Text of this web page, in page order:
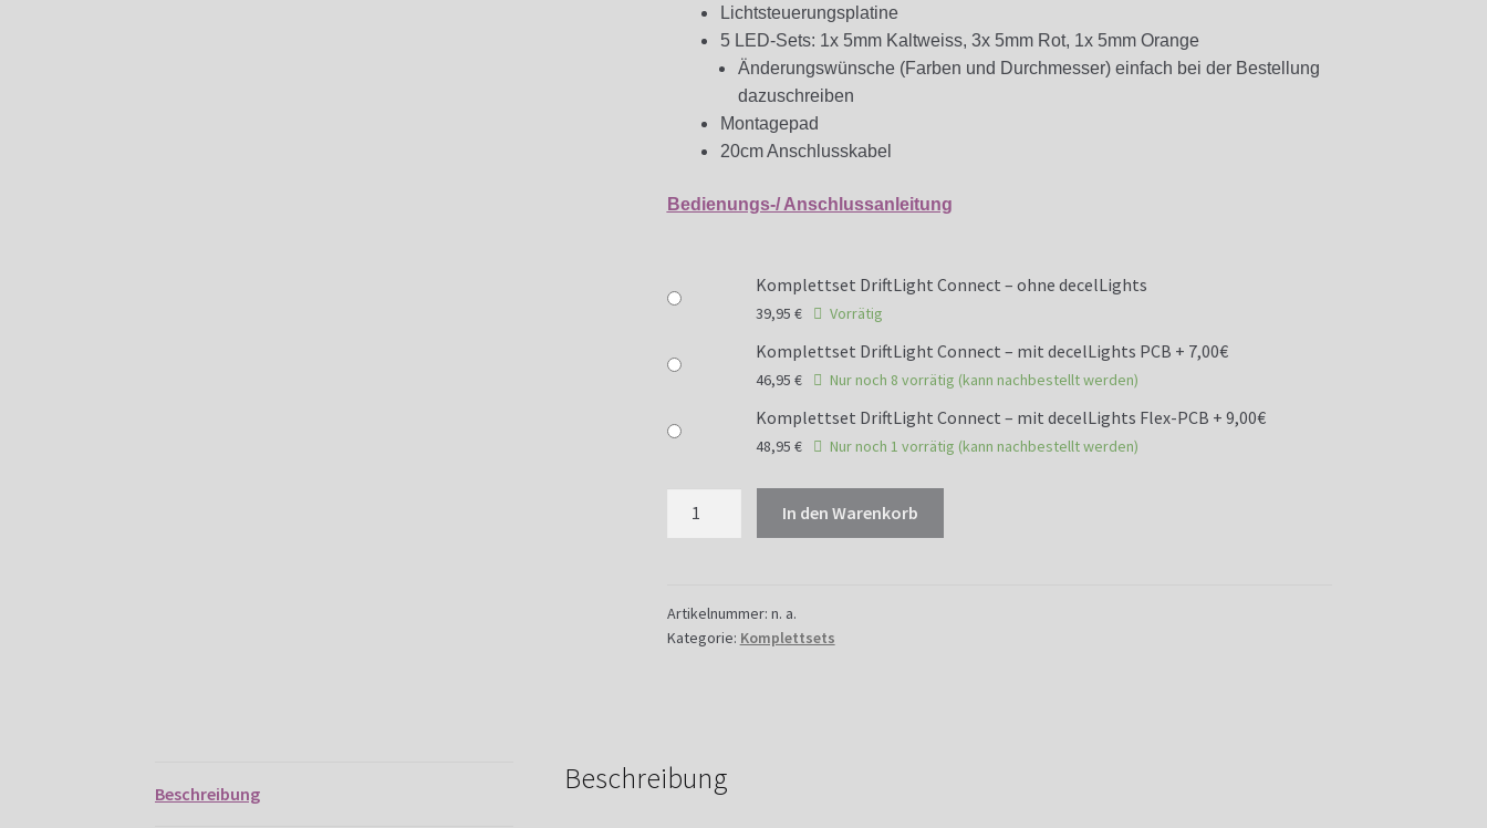
Lichtsteuerungsplatine
5 LED-Sets: 1x 5mm Kaltweiss, 3x 5mm Rot, 1x 5mm Orange
Änderungswünsche (Farben und Durchmesser) einfach bei der Bestellung
dazuschreiben
Montagepad
20cm Anschlusskabel
Bedienungs-/ Anschlussanleitung
Komplettset DriftLight Connect – ohne decelLights
39,95 € Vorrätig
Komplettset DriftLight Connect – mit decelLights PCB + 7,00€
46,95 € Nur noch 8 vorrätig (kann nachbestellt werden)
Komplettset DriftLight Connect – mit decelLights Flex-PCB + 9,00€
48,95 € Nur noch 1 vorrätig (kann nachbestellt werden)
In den Warenkorb
Artikelnummer: n. a.
Kategorie: Komplettsets
Beschreibung Beschreibung